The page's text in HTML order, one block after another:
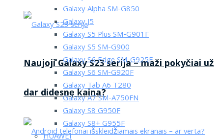
Naujoji Galaxy S23 serija – maži pokyčiai už
dar didesnę kaina?
Galaxy Alpha SM-G850
Galaxy J5
Galaxy S5 Plus SM-G901F
Galaxy S5 SM-G900
Galaxy S6 Edge SM-G925F
Galaxy S6 SM-G920F
Galaxy Tab A6 T280
Galaxy A7 SM-A750FN
Galaxy S8 G950F
Galaxy S8+ G955F
HUAWEI